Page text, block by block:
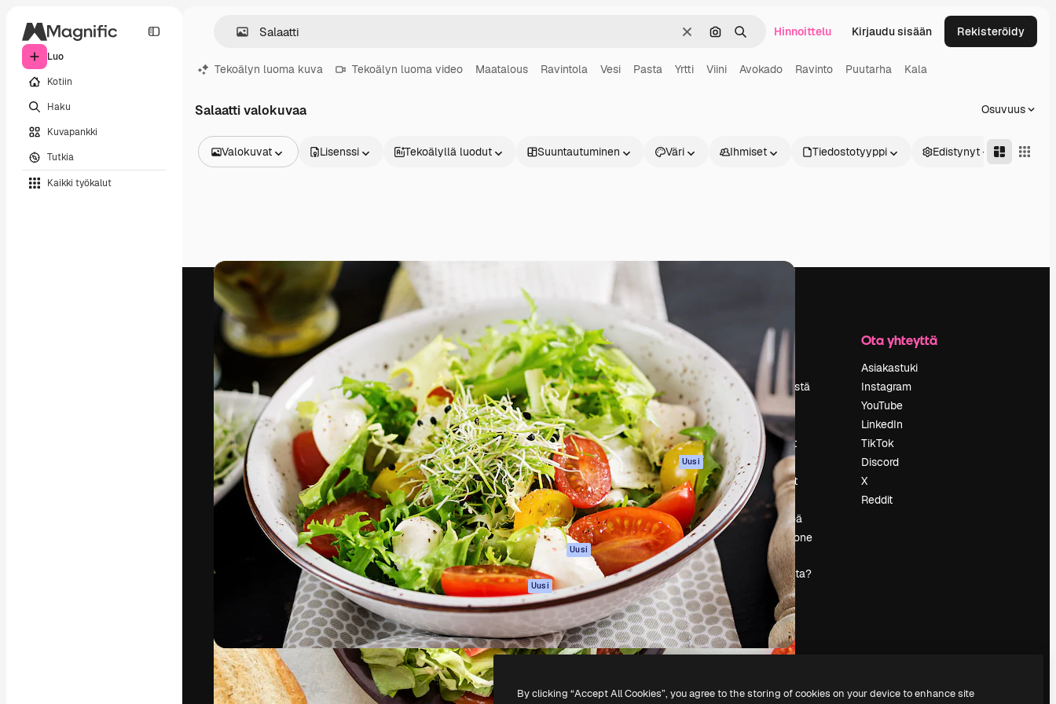
Luo
Kotiin
Haku
Kuvapankki
Tutkia
Kaikki työkalut
SelkeäHae kuvan perusteella
Haku Hinnoittelu Kirjaudu sisään Rekisteröidy
Tekoälyn luoma kuva Tekoälyn luoma video Maatalous Ravintola Vesi Pasta Yrtti Viini Avokado Ravinto Puutarha Kala
Salaatti valokuvaa Osuvuus
Valokuvat
Videot
Videomateriaali
Liikegrafiikka
Videopohjat
Kuvakkeet
3D mallit
Fontit
Lisenssi Tekoälyllä luodut Suuntautuminen Väri Ihmiset Tiedostotyyppi Edistynyt
Luova alusta parhaiden töidesi
toteuttamiseen. Yli miljoona tilaajaa
luovien alojen ammattilaisten, yritysten,
toimistojen ja studioiden joukossa.
Suomi
Tuotteet
Spaces
Tekoälyavustaja
Tekoälyllä toimiva
kuvageneraattori
Tekoälyllä toimiva
videogeneraattori
Tekoälyllä toimiva
äänigeneraattori
Kuvapankkisisältö
MCP
Claudelle ja
ChatGPT:lle
Uusi
Agentit Uusi
API
Mobiilisovellus
Kaikki Magnific-
työkalut
Aloita
Academy
Dokumentaatio
Tuki
Käyttöehdot
Tietosuojakäytäntö
Alkuperäiset Uusi
Evästepolitiikka
Luottamuskeskus
Kumppanit
Yrityksille
Yritys
Hinnoittelu
Tietoja meistä
Reviews
Hakutrendit
Blogi
Tapahtumat
Slidesgo
Myy sisältöä
Lehdistöhuone
Etsitkö
magnific.ai:ta?
Ota yhteyttä
Asiakastuki
Instagram
YouTube
LinkedIn
TikTok
Discord
X
Reddit
By clicking “Accept All Cookies”, you agree to the storing of cookies on your device to enhance site